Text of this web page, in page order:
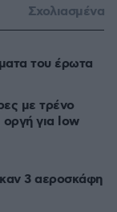
Σχολιασμένα
του έρωτα
με τρένο
οργή για low
3 αεροσκάφη